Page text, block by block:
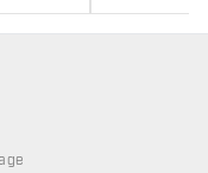
tilgængelig